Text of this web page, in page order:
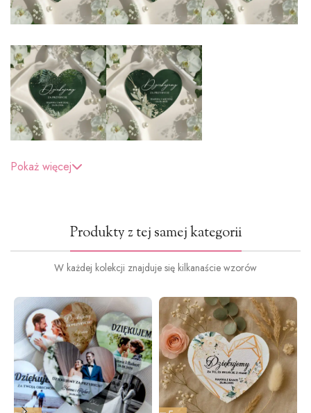
Pokaż więcej
Produkty z tej samej kategorii
W każdej kolekcji znajduje się kilkanaście wzorów